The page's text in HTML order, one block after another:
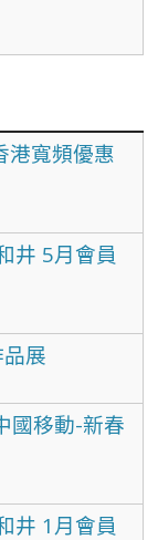
港寬頻優惠
井 5月會員
展
國移動-新春
井 1月會員